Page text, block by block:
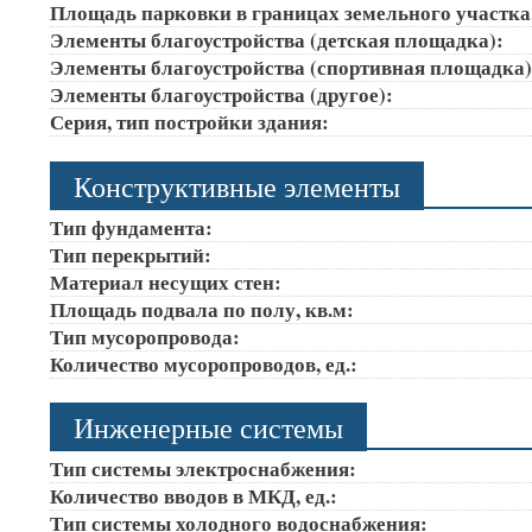
Площадь парковки в границах земельного
Элементы благоустройства (детская площадка):
Элементы благоустройства (спортивная
Элементы благоустройства (другое):
Серия, тип постройки здания:
Конструктивные элементы
Тип фундамента:
Тип перекрытий:
Материал несущих стен:
Площадь подвала по полу, кв.м:
Тип мусоропровода:
Количество мусоропроводов, ед.:
Инженерные системы
Тип системы электроснабжения:
Количество вводов в МКД, ед.:
Тип системы холодного водоснабжения: